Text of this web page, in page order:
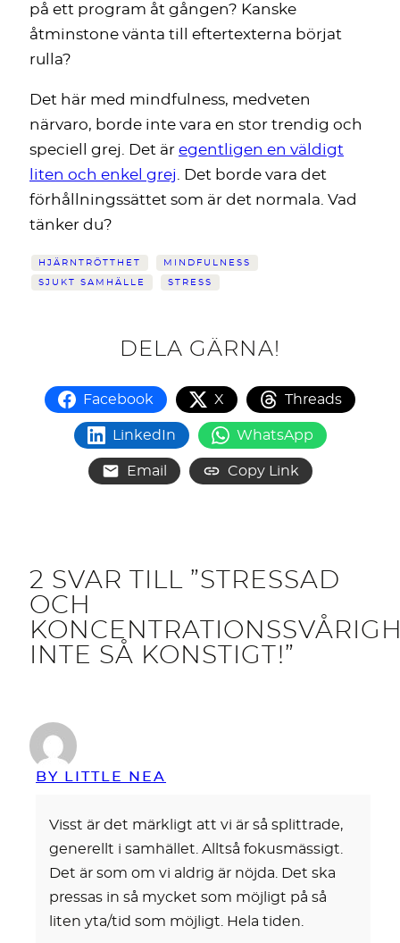
på ett program åt gången? Kanske
åtminstone vänta till eftertexterna börjat
rulla?
Det här med mindfulness, medveten
närvaro, borde inte vara en stor trendig och
speciell grej. Det är egentligen en väldigt
liten och enkel grej . Det borde vara det
förhållningssättet som är det normala. Vad
tänker du?
HJÄRNTRÖTTHET MINDFULNESS
SJUKT SAMHÄLLE STRESS
DELA GÄRNA!
Facebook X Threads
LinkedIn WhatsApp
Email Copy Link
2 SVAR TILL ”STRESSAD
OCH
INTE SÅ KONSTIGT!”
BY LITTLE NEA
Visst är det märkligt att vi är så splittrade,
generellt i samhället. Alltså fokusmässigt.
Det är som om vi aldrig är nöjda. Det ska
pressas in så mycket som möjligt på så
liten yta/tid som möjligt. Hela tiden.